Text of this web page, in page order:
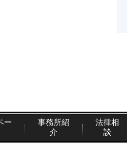
ー
事務所紹
介
法律相
談